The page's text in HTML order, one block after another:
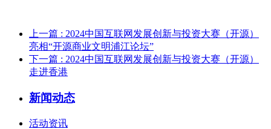
上一篇 : 2024中国互联网发展创新与投资大赛（开源）
亮相“开源商业文明浦江论坛”
下一篇 : 2024中国互联网发展创新与投资大赛（开源）
走进香港
新闻动态
活动资讯